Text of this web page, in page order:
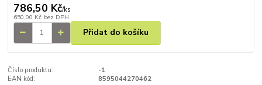
786,50 Kč/ks
650,00 Kč bez DPH
Přidat do košíku
Číslo produktu:
-1
EAN kód:
8595044270462